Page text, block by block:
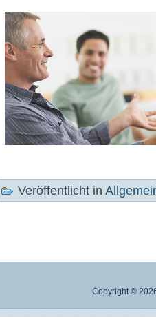
Veröffentlicht in
Copyright ©